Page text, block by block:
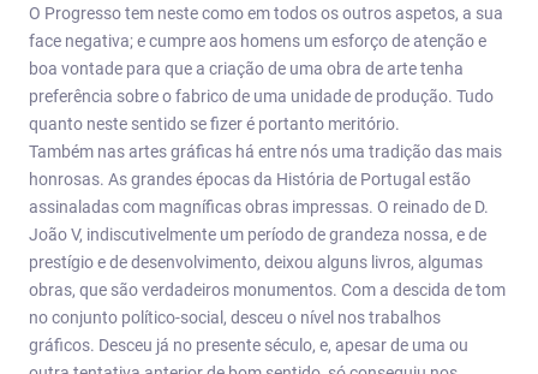
O Progresso tem neste como em todos os outros aspetos, a sua
face negativa; e cumpre aos homens um esforço de atenção e
boa vontade para que a criação de uma obra de arte tenha
preferência sobre o fabrico de uma unidade de produção. Tudo
quanto neste sentido se fizer é portanto meritório.
Também nas artes gráficas há entre nós uma tradição das mais
honrosas. As grandes épocas da História de Portugal estão
assinaladas com magníficas obras impressas. O reinado de D.
João V, indiscutivelmente um período de grandeza nossa, e de
prestígio e de desenvolvimento, deixou alguns livros, algumas
obras, que são verdadeiros monumentos. Com a descida de tom
no conjunto político-social, desceu o nível nos trabalhos
gráficos. Desceu já no presente século, e, apesar de uma ou